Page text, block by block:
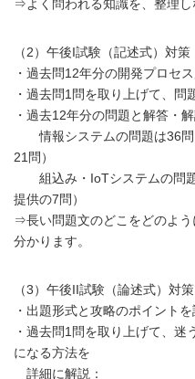
⇒よく問われる知識を、整理し
（2）午後I試験（記述式）対策
・過去問12年分の開発プロセ
・過去問1問を取り上げて、問
・過去12年分の問題と解答・
情報システムの問題は36問
21問）
組込み・IoTシステムの問題
提供の7問）
⇒長い問題文のどこをどのよ
分かります。
（3）午後II試験（論述式）対策
・出題形式と攻略のポイントを
・過去問1問を取り上げて、迷
になる方法を
詳細に解説：